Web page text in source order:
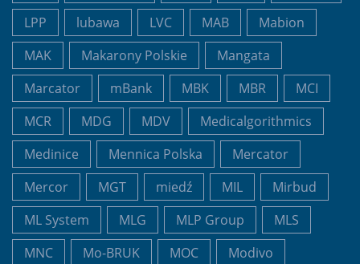
LPP
lubawa LVC MAB
Mabion
MAK
Makarony Polskie
Mangata
Marcator
mBank MBK MBR
MCI
MCR
MDG MDV
Medicalgorithmics
Medinice
Mennica Polska
Mercator
Mercor
MGT miedź MIL
Mirbud
ML System
MLG MLP Group
MLS
MNC
Mo-BRUK MOC
Modivo